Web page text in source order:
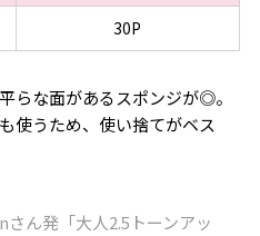
30P
らな面があるスポンジが◎。
使うため、使い捨てがベス
ん発「大人2.5トーンアッ